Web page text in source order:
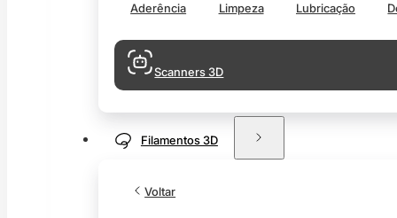
Aderência Limpeza Lubricação
Scanners 3D
Filamentos 3D
Voltar